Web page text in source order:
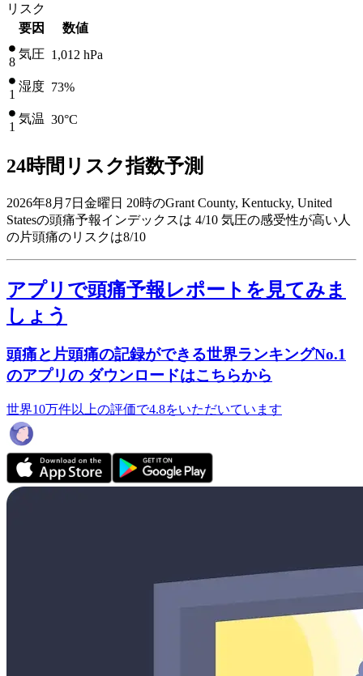
リスク
要因
数値
8
気圧 1,012 hPa
1
湿度 73%
1
気温 30°C
24時間リスク指数予測
2026年8月7日金曜日 20時のGrant County, Kentucky, United
Statesの頭痛予報インデックスは 4/10 気圧の感受性が高い人
の片頭痛のリスクは8/10
アプリで頭痛予報レポートを見てみま
しょう
頭痛と片頭痛の記録ができる世界ランキングNo.1
のアプリの ダウンロードはこちらから
世界10万件以上の評価で4.8をいただいています